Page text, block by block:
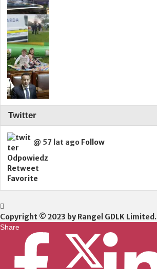
Twitter
@ 57 lat ago Follow
Odpowiedz
Retweet
Favorite
Copyright © 2023 by Rangel GDLK Limited.
Share